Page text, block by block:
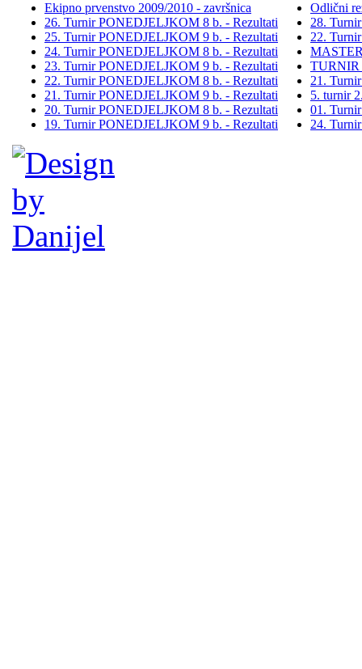
Ekipno prvenstvo 2009/2010 - završnica
26. Turnir PONEDJELJKOM 8 b. - Rezultati
25. Turnir PONEDJELJKOM 9 b. - Rezultati
24. Turnir PONEDJELJKOM 8 b. - Rezultati
23. Turnir PONEDJELJKOM 9 b. - Rezultati
22. Turnir PONEDJELJKOM 8 b. - Rezultati
21. Turnir PONEDJELJKOM 9 b. - Rezultati
20. Turnir PONEDJELJKOM 8 b. - Rezultati
19. Turnir PONEDJELJKOM 9 b. - Rezultati
Odlični
28.
22.
TURNIR
21.
5. turnir
01.
24.